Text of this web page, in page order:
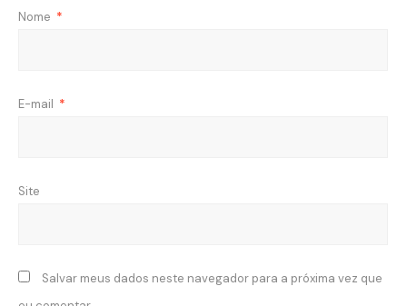
Nome *
E-mail *
Site
Salvar meus dados neste navegador para a próxima vez que